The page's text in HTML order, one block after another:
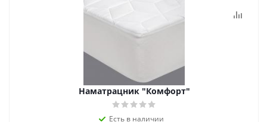
Наматрацник "Комфорт"
Есть в наличии